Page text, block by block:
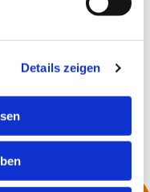
Details zeigen